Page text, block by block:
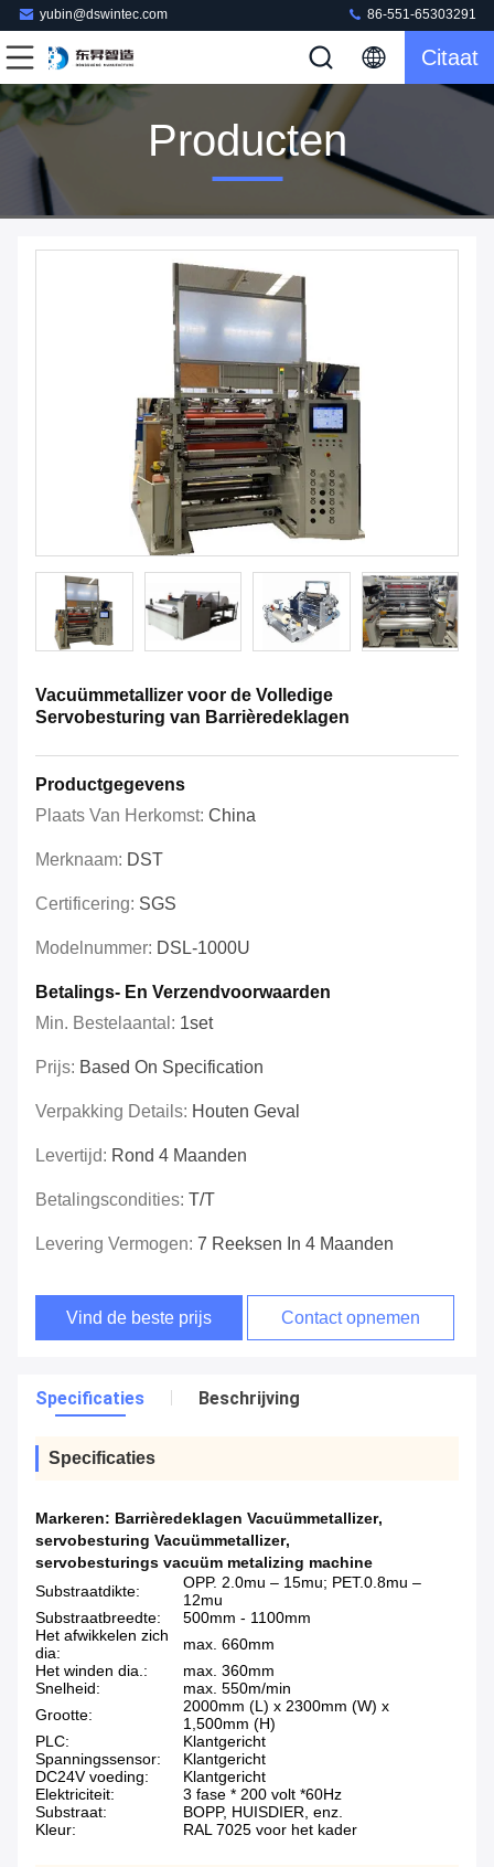
yubin@dswintec.com 86-551-65303291
Citaat
Producten
Vacuümmetallizer voor de Volledige
Servobesturing van Barrièredeklagen
Productgegevens
Plaats Van Herkomst: China
Merknaam: DST
Certificering: SGS
Modelnummer: DSL-1000U
Betalings- En Verzendvoorwaarden
Min. Bestelaantal: 1set
Prijs: Based On Specification
Verpakking Details: Houten Geval
Levertijd: Rond 4 Maanden
Betalingscondities: T/T
Levering Vermogen: 7 Reeksen In 4 Maanden
Vind de beste prijs Contact opnemen
Specificaties Beschrijving
Specificaties
Markeren: Barrièredeklagen Vacuümmetallizer,
servobesturing Vacuümmetallizer,
servobesturings vacuüm metalizing machine
Substraatdikte:
OPP. 2.0mu – 15mu; PET.0.8mu –
12mu
Substraatbreedte:
500mm - 1100mm
Het afwikkelen zich
dia:
max. 660mm
Het winden dia.:
max. 360mm
Snelheid:
max. 550m/min
Grootte:
2000mm (L) x 2300mm (W) x
1,500mm (H)
PLC:
Klantgericht
Spanningssensor:
Klantgericht
DC24V voeding:
Klantgericht
Elektriciteit:
3 fase * 200 volt *60Hz
Substraat:
BOPP, HUISDIER, enz.
Kleur:
RAL 7025 voor het kader